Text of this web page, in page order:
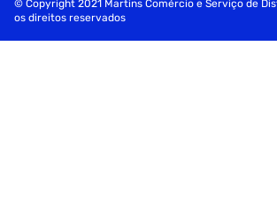
© Copyright 2021 Martins Comércio e Serviço de
os direitos reservados